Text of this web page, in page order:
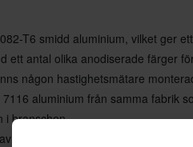
T6 smidd aluminium, vilket ger
ett antal olika anodiserade färger
någon hastighetsmätare
7116 aluminium från samma fabrik
i branschen
rostfritt stål i Finland och är helt